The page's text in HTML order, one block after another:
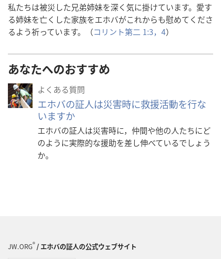
私たちは被災した兄弟姉妹を深く気に掛けています。愛す
る姉妹を亡くした家族をエホバがこれからも慰めてくださ
るよう祈っています。（コリント第二 1:3，4）
あなたへのおすすめ
よくある質問
エホバの証人は災害時に救援活動を行な
いますか
エホバの証人は災害時に，仲間や他の人たちにど
のように実際的な援助を差し伸べているでしょう
か。
JW.ORG® / エホバの証人の公式ウェブサイト